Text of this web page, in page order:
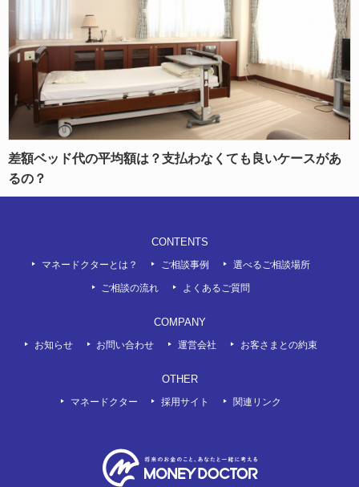
差額ベッド代の平均額は？支払わなくても良いケースがあ
るの？
CONTENTS
マネードクターとは？ ご相談事例 選べるご相談場所
ご相談の流れ よくあるご質問
COMPANY
お知らせ お問い合わせ 運営会社 お客さまとの約束
OTHER
マネードクター 採用サイト 関連リンク